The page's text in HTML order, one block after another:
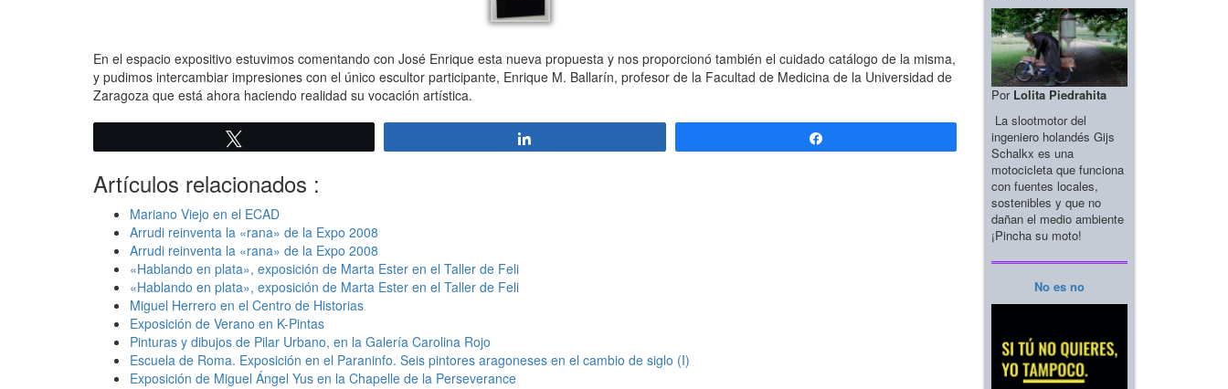
En el espacio expositivo estuvimos comentando con José Enrique esta nueva propuesta y nos proporcionó también el cuidado catálogo de la misma,
y pudimos intercambiar impresiones con el único escultor participante, Enrique M. Ballarín, profesor de la Facultad de Medicina de la Universidad de
Zaragoza que está ahora haciendo realidad su vocación artística.
Artículos relacionados :
Mariano Viejo en el ECAD
Arrudi reinventa la «rana» de la Expo 2008
Arrudi reinventa la «rana» de la Expo 2008
«Hablando en plata», exposición de Marta Ester en el Taller de Feli
«Hablando en plata», exposición de Marta Ester en el Taller de Feli
Miguel Herrero en el Centro de Historias
Exposición de Verano en K-Pintas
Pinturas y dibujos de Pilar Urbano, en la Galería Carolina Rojo
Escuela de Roma. Exposición en el Paraninfo. Seis pintores aragoneses en el cambio de siglo (I)
Exposición de Miguel Ángel Yus en la Chapelle de la Perseverance
Por Lolita Piedrahita
La slootmotor del
ingeniero holandés Gijs
Schalkx es una
motocicleta que funciona
con fuentes locales,
sostenibles y que no
dañan el medio ambiente
¡Pincha su moto!
No es no